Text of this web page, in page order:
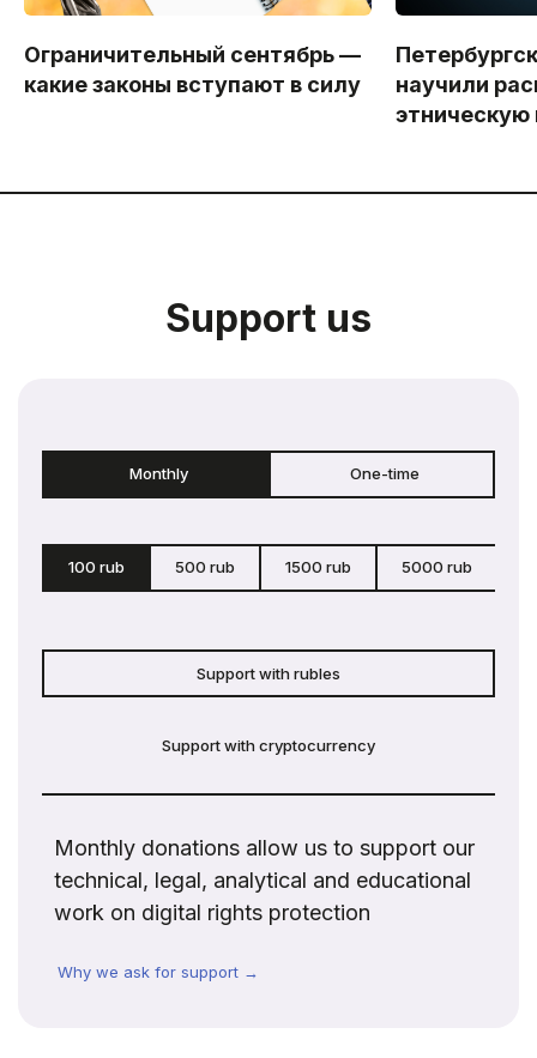
Ограничительный сентябрь —
какие законы вступают в силу
научили
Support us
Monthly One-time
100 rub 500 rub 1500 rub 5000 rub
Support with rubles
Support with cryptocurrency
Monthly donations allow us to support our
technical, legal, analytical and educational
work on digital rights protection
Why we ask for support →